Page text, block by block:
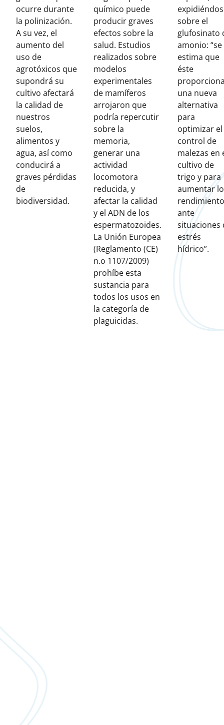
ocurre durante
la polinización.
A su vez, el
aumento del
uso de
agrotóxicos que
supondrá su
cultivo afectará
la calidad de
nuestros
suelos,
alimentos y
agua, así como
conducirá a
graves pérdidas
de
biodiversidad.
químico puede
producir graves
efectos sobre la
salud. Estudios
realizados sobre
modelos
experimentales
de mamíferos
arrojaron que
podría repercutir
sobre la
memoria,
generar una
actividad
locomotora
reducida, y
afectar la calidad
y el ADN de los
espermatozoides.
La Unión Europea
(Reglamento (CE)
n.o 1107/2009)
prohíbe esta
sustancia para
todos los usos en
la categoría de
plaguicidas.
sobre el
glufosinato
amonio: “se
estima que
éste
una nueva
alternativa
para
optimizar el
control de
malezas en
cultivo de
trigo y para
aumentar
ante
situaciones
estrés
hídrico”.